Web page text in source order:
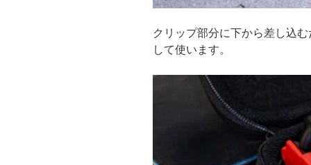
クリップ部分に下から差し込
して使います。